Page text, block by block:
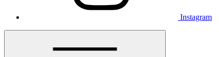
Instagram